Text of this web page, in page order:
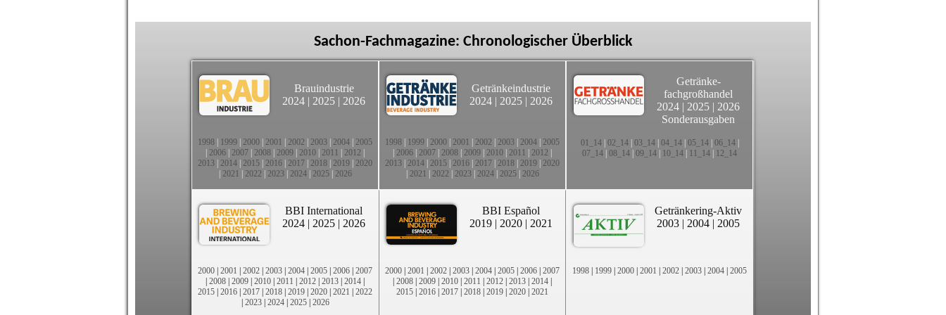
Sachon-Fachmagazine: Chronologischer Überblick
Brauindustrie
2024 | 2025 | 2026
1998 1999 2000 2001 2002 2003 2004 2005
2006 2007 2008 2009 2010 2011 2012
2013 2014 2015 2016 2017 2018 2019 2020
2021 2022 2023| 2024| 2025| 2026
Getränkeindustrie
2024 | 2025 | 2026
1998 1999 2000 2001 2002 2003 2004 2005
2006 2007 2008 2009 2010 2011 2012
2013 2014 2015 2016 2017 2018 2019 2020
2021 2022 2023| 2024| 2025| 2026
Getränke-
fachgroßhandel
2024 | 2025 | 2026
Sonderausgaben
01_14| 02_14| 03_14| 04_14| 05_14| 06_14|
07_14 08_14 09_14 10_14 11_14 12_14
BBI International
2024 | 2025 | 2026
2000 | 2001 | 2002 | 2003 | 2004 | 2005 | 2006 | 2007
| 2008 | 2009 | 2010 | 2011 | 2012 | 2013 | 2014 |
2015 | 2016 | 2017 | 2018 | 2019 | 2020 | 2021 | 2022
| 2023| 2024| 2025| 2026
BBI Español
2019 | 2020 | 2021
2000 | 2001 | 2002 | 2003 | 2004 | 2005 | 2006 | 2007
| 2008 | 2009 | 2010 | 2011 | 2012 | 2013 | 2014 |
2015 | 2016 | 2017 | 2018 | 2019 | 2020 | 2021
Getränkering-Aktiv
2003 | 2004 | 2005
1998 | 1999 | 2000 | 2001 | 2002 | 2003 | 2004 | 2005